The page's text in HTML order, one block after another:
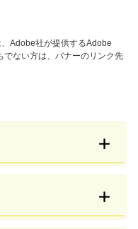
Adobe社が提供するAdobe
ない方は、バナーのリンク先